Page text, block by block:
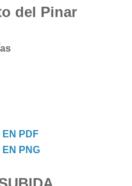
del Pinar
EN PDF
PNG